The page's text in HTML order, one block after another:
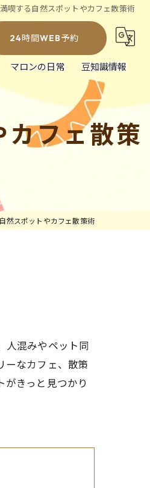
喫する自然スポットやカフェ散策術
24時間WEB予約
マロンの日常 豆知識情報
フェ散策
然スポットやカフェ散策術
人混みやペット同
ーなカフェ、散策
きっと見つかり